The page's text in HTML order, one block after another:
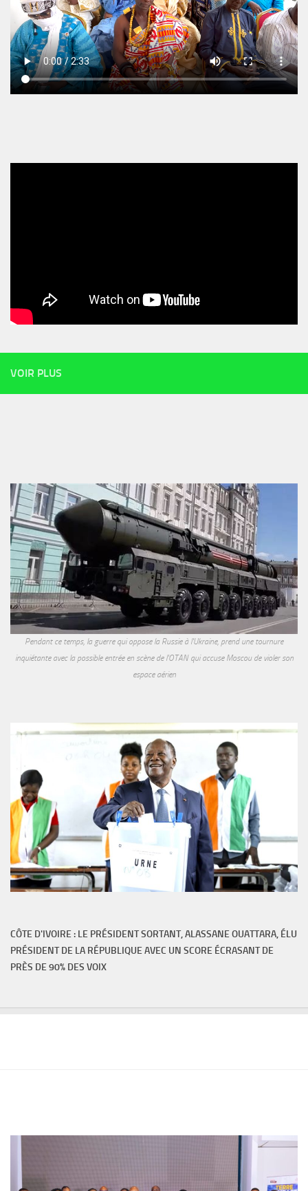
VOIR PLUS
Pendant ce temps, la guerre qui oppose la Russie à l'Ukraine, prend une tournure
inquiétante avec la possible entrée en scène de l'OTAN qui accuse Moscou de violer son
espace aérien
CÔTE D'IVOIRE : LE PRÉSIDENT SORTANT, ALASSANE OUATTARA, ÉLU
PRÉSIDENT DE LA RÉPUBLIQUE AVEC UN SCORE ÉCRASANT DE
PRÈS DE 90% DES VOIX